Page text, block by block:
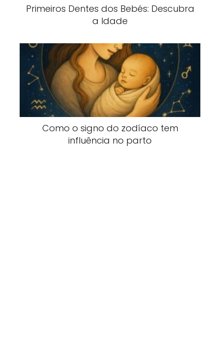
Primeiros Dentes dos Bebés: Descubra
a Idade
Como o signo do zodíaco tem
influência no parto